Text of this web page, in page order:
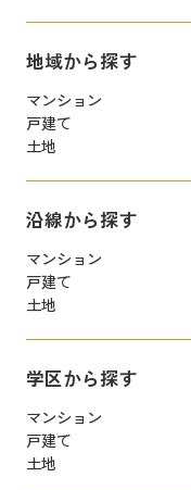
地域から探す
マンション
戸建て
土地
沿線から探す
マンション
戸建て
土地
学区から探す
マンション
戸建て
土地